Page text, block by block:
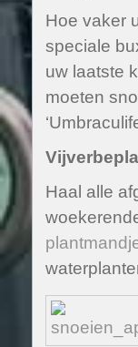
Hoe vaker
speciale
uw laatste
moeten
Haal alle